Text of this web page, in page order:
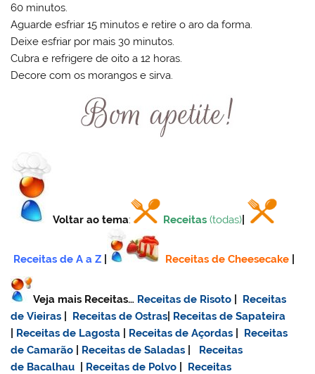
60 minutos.
Aguarde esfriar 15 minutos e retire o aro da forma.
Deixe esfriar por mais 30 minutos.
Cubra e refrigere de oito a 12 horas.
Decore com os morangos e sirva.
Voltar ao tema: Receitas (todas)
Receitas de A a Z Receitas de Cheesecake
Veja mais Receitas… Receitas de Risoto
Receitas
de Vieiras
Receitas de Ostras Receitas de Sapateira
Receitas de Lagosta Receitas de Açordas
Receitas
de Camarão
Receitas de Saladas
Receitas
de Bacalhau
Receitas de Polvo
Receitas